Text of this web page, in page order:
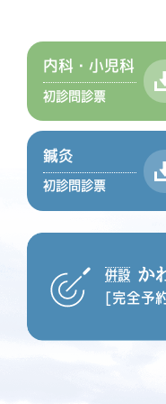
内科・小児科
初診問診票
鍼灸
初診問診票
併設 か
[完全予